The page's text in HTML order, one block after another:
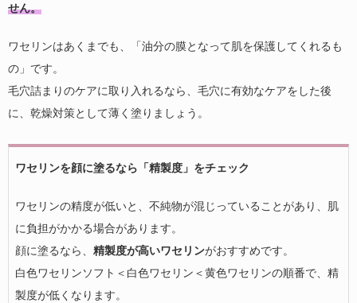
せん。
ワセリンはあくまでも、「油分の膜となって肌を保護してくれるも
の」です。
毛穴詰まりのケアに取り入れるなら、毛穴に有効なケアをした後
に、乾燥対策として薄く塗りましょう。
ワセリンを顔に塗るなら「精製度」をチェック
ワセリンの精度が低いと、不純物が混じっていることがあり、肌
に負担がかかる場合があります。
顔に塗るなら、 精製度が高いワセリンがおすすめです。
白色ワセリンソフト＜白色ワセリン＜黄色ワセリンの順番で、精
製度が低くなります。